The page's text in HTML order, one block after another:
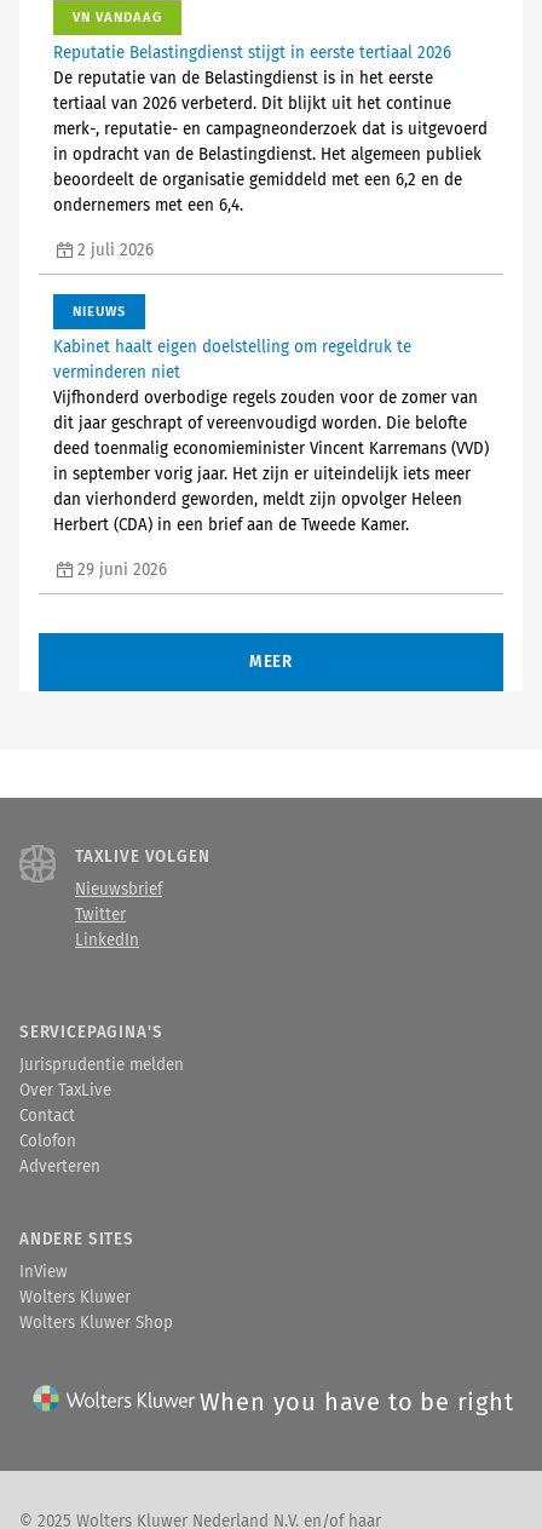
VN VANDAAG
Reputatie Belastingdienst stijgt in eerste tertiaal 2026
De reputatie van de Belastingdienst is in het eerste
tertiaal van 2026 verbeterd. Dit blijkt uit het continue
merk-, reputatie- en campagneonderzoek dat is uitgevoerd
in opdracht van de Belastingdienst. Het algemeen publiek
beoordeelt de organisatie gemiddeld met een 6,2 en de
ondernemers met een 6,4.
2 juli 2026
NIEUWS
Kabinet haalt eigen doelstelling om regeldruk te
verminderen niet
Vijfhonderd overbodige regels zouden voor de zomer van
dit jaar geschrapt of vereenvoudigd worden. Die belofte
deed toenmalig economieminister Vincent Karremans (VVD)
in september vorig jaar. Het zijn er uiteindelijk iets meer
dan vierhonderd geworden, meldt zijn opvolger Heleen
Herbert (CDA) in een brief aan de Tweede Kamer.
29 juni 2026
MEER
TAXLIVE VOLGEN
Nieuwsbrief
Twitter
LinkedIn
SERVICEPAGINA'S
Jurisprudentie melden
Over TaxLive
Contact
Colofon
Adverteren
ANDERE SITES
InView
Wolters Kluwer
Wolters Kluwer Shop
When you have to be right
© 2025 Wolters Kluwer Nederland N.V. en/of haar